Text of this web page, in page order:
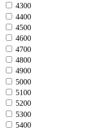
4300
4400
4500
4600
4700
4800
4900
5000
5100
5200
5300
5400